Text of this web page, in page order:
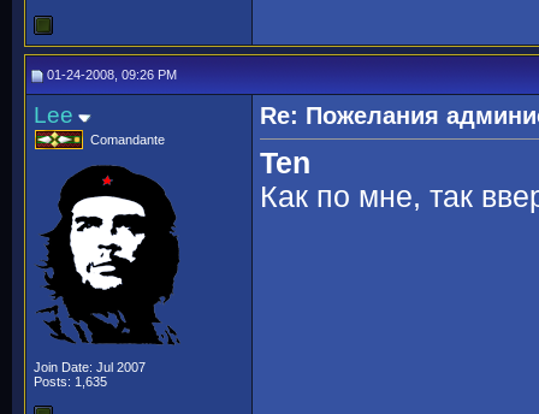
01-24-2008, 09:26 PM
Lee
Comandante
Join Date: Jul 2007
Posts: 1,635
Re: Пожелания
Ten
Как по мне, так